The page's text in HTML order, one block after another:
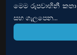
මෙම රුපවාහිනී
සහ ගැලපෙන...